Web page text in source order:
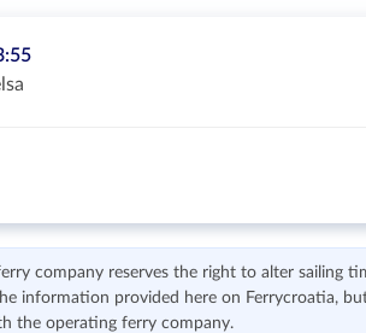
company reserves the right to alter sailing
information provided here on Ferrycroatia,
the operating ferry company.